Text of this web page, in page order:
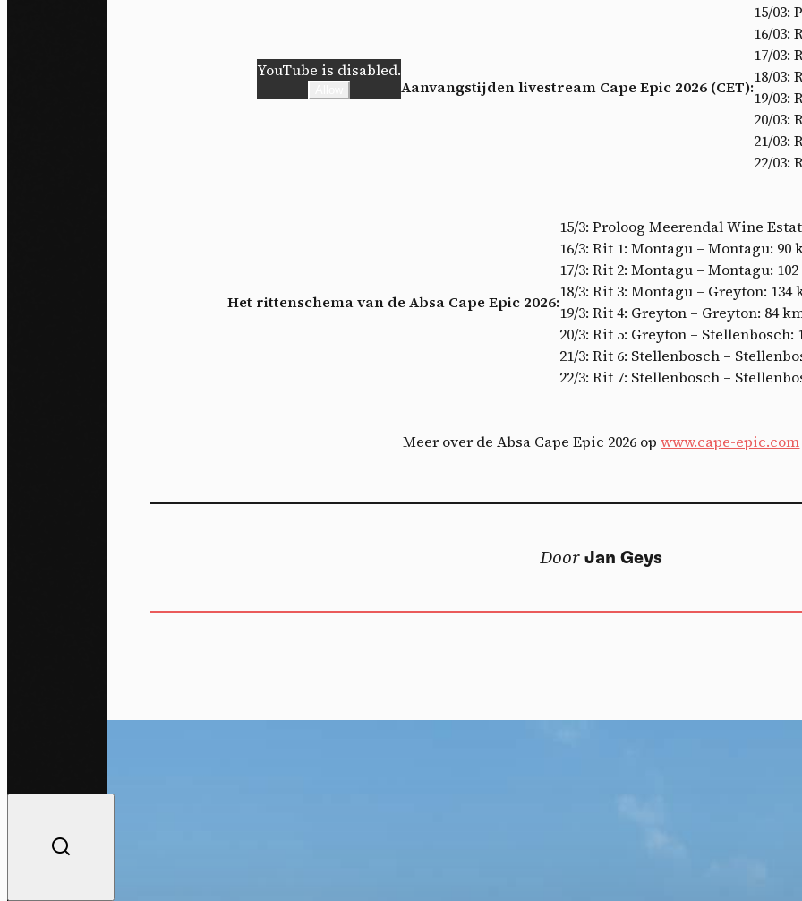
YouTube is disabled.
Aanvangstijden livestream Cape Epic 2026 (CET):
15/03:
16/03:
17/03:
18/03:
19/03:
20/03:
21/03:
22/03:
Het rittenschema van de Absa Cape Epic 2026:
15/3: Proloog Meerendal Wine
16/3: Rit 1: Montagu – Montagu: 90
17/3: Rit 2: Montagu – Montagu:
18/3: Rit 3: Montagu – Greyton: 134
19/3: Rit 4: Greyton – Greyton: 84
20/3: Rit 5: Greyton – Stellenbosch:
21/3: Rit 6: Stellenbosch –
22/3: Rit 7: Stellenbosch –
Meer over de Absa Cape Epic 2026 opwww.cape-epic.com
Door Jan Geys